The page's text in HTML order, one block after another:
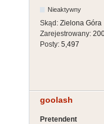
Nieaktywny
Skąd: Zielona Góra
Zarejestrowany:
Posty: 5,497
goolash
Pretendent